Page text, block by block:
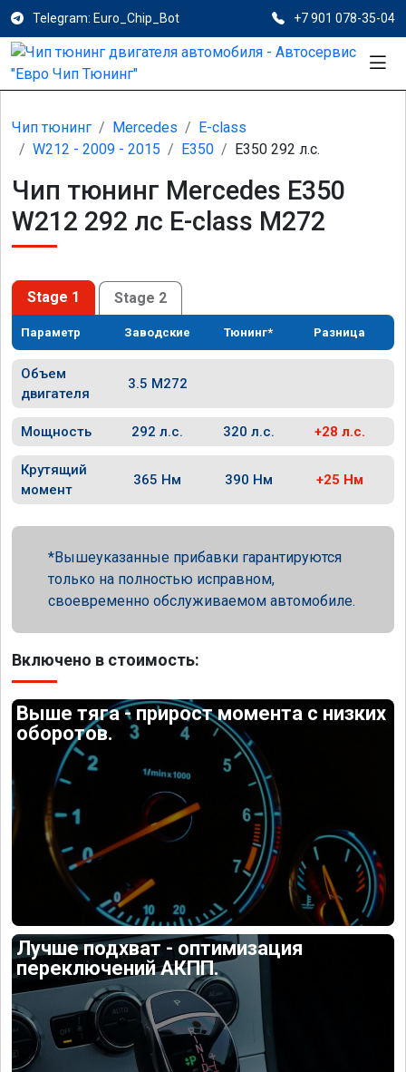
Telegram: Euro_Chip_Bot +7 901 078-35-04
Чип тюнинг Mercedes
E-class
W212 - 2009 - 2015
E350 E350 292 л.с.
Чип тюнинг Mercedes E350
W212 292 лс E-class M272
Stage 1 Stage 2
Параметр Заводские Тюнинг* Разница
Объем
двигателя
3.5 M272
Мощность 292 л.с. 320 л.с. +28 л.с.
Крутящий
момент
365 Нм 390 Нм +25 Нм
Вышеуказанные прибавки гарантируются
только на полностью исправном,
своевременно обслуживаемом автомобиле.
Включено в стоимость:
Выше тяга - прирост момента с низких
оборотов.
Лучше подхват - оптимизация
переключений АКПП.